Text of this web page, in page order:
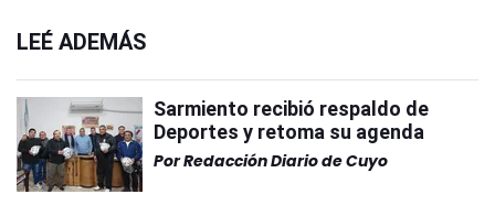
LEÉ ADEMÁS
Sarmiento recibió respaldo de
Deportes y retoma su agenda
PorRedacción Diario de Cuyo